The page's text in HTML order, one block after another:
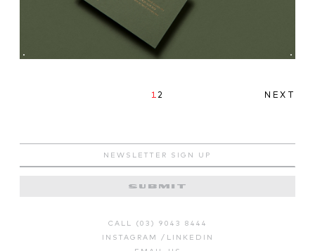
1 2 NEXT
CALL (03) 9043 8444
INSTAGRAM
/ LINKEDIN